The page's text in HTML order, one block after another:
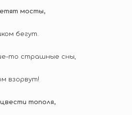
мосты,
бегут.
то страшные сны,
взорвут!
тополя,